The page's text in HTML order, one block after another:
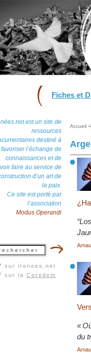
Fiches et
est un site de
ressources
destiné à
favoriser l’échange de
connaissances et de
faire au service de
d’un art de
la paix.
Ce site est porté par
l’association
Modus Operandi
sur irenees.net
sur la Coredem
Accueil
«
du